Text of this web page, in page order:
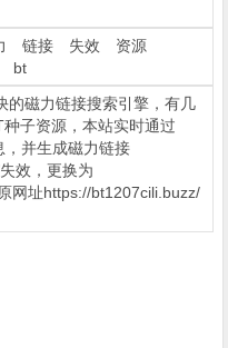
链接 失效
资源
bt
的磁力链接搜索引擎，有几
子资源，本站实时通过
，并生成磁力链接
效，更换为
网址https://bt1207cili.buzz/